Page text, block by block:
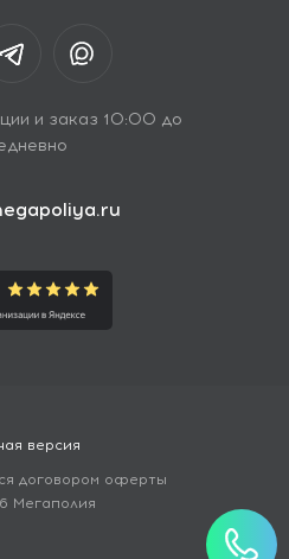
и заказ 10:00 до
версия
договором оферты
Мегаполия